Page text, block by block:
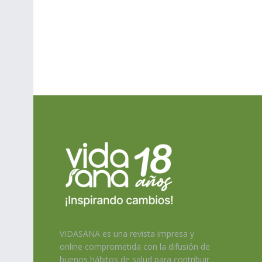
VIDASANA es una revista impresa y
online comprometida con la difusión de
buenos hábitos de salud para contribuir